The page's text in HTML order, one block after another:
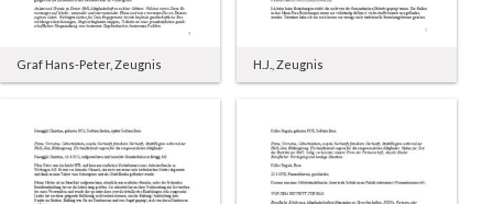
Graf Hans-Peter, Zeugnis H.J., Zeugnis